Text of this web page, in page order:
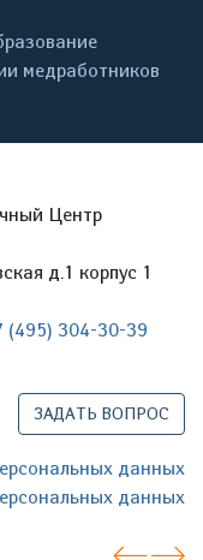
медработников
Центр
д.1 корпус 1
(495) 304-30-39
ЗАДАТЬ ВОПРОС
данных
данных